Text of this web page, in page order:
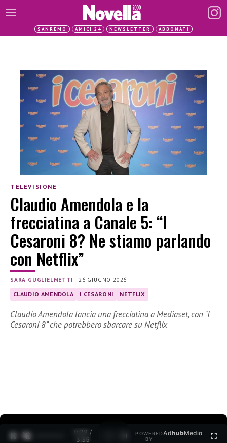
SANREMO AMICI 24 NEWSLETTER ABBONATI
TELEVISIONE
Claudio Amendola e la
frecciatina a Canale 5: “I
Cesaroni 8? Ne stiamo parlando
con Netflix”
SARA GUGLIELMETTI |26 GIUGNO 2026
CLAUDIO AMENDOLA I CESARONI NETFLIX
Claudio Amendola lancia una frecciatina a Mediaset, con “I
Cesaroni 8” che potrebbero sbarcare su Netflix
0:30 /
3:35
POWERED
BY
AdhubMedia